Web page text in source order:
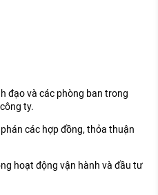
đạo và các phòng ban trong
ty.
các hợp đồng, thỏa thuận
hoạt động vận hành và đầu tư